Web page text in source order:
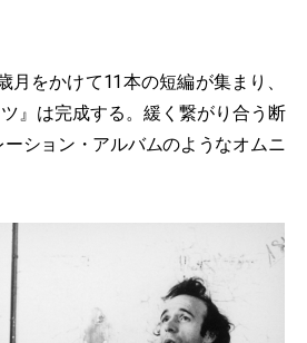
をかけて11本の短編が集まり、
ツ』は完成する。緩く繋がり合う断
ション・アルバムのようなオムニ